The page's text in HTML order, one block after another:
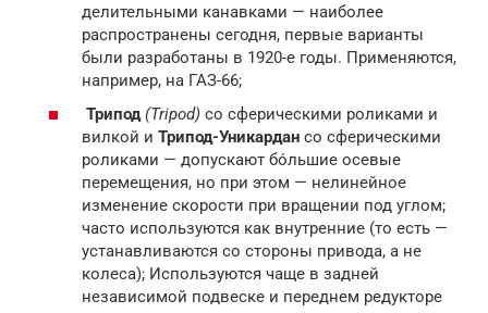
делительными канавками — наиболее
распространены сегодня, первые варианты
были разработаны в 1920-е годы. Применяются,
например, на ГАЗ-66;
Трипод (Tripod) со сферическими роликами и
вилкой и Трипод-Уникардан со сферическими
роликами — допускают бо́льшие осевые
перемещения, но при этом — нелинейное
изменение скорости при вращении под углом;
часто используются как внутренние (то есть —
устанавливаются со стороны привода, а не
колеса); Используются чаще в задней
независимой подвеске и переднем редукторе